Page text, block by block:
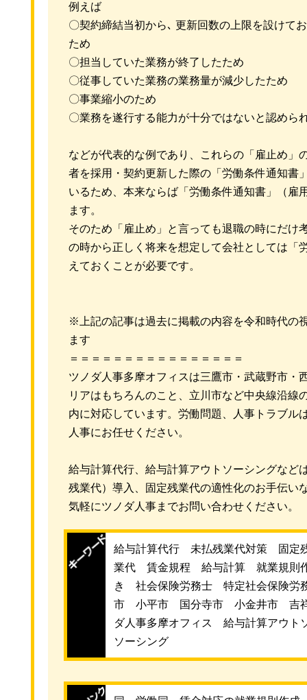
例えば
〇契約締結当初から､ 更新回数の上限を設けて
ため
〇担当していた業務が終了したため
〇従事していた業務の業務量が減少したため
〇事業縮小のため
〇業務を遂行する能力が十分ではないと認めら
などが代表的な例であり、これらの「雇止め」
者を採用・契約更新した際の「労働条件通知書
いるため、本来ならば「労働条件通知書」（雇
ます。
そのため「雇止め」と言っても退職の時にだけ
の時から正しく将来を想定して会社としては「
えておくことが必要です。
※上記の記事は過去に掲載の内容を令和時代の
ます
＝＝＝＝＝＝＝＝＝＝＝＝＝＝＝＝
ツノダ人事多摩オフィスは三鷹市・武蔵野市・
リアはもちろんのこと、立川市など中央線沿線
内に対応しています。労働問題、人事トラブル
人事にお任せください。
給与計算代行、給与計算アウトソーシングなど
残業代）導入、固定残業代の適性化のお手伝い
気軽にツノダ人事までお問い合わせください。
給与計算代行 未払残業代対策 固定
業代 賃金規程 給与計算 就業規則
き 社会保険労務士 特定社会保険
市 小平市 国分寺市 小金井市 吉
ダ人事多摩オフィス 給与計算アウト
ソーシング